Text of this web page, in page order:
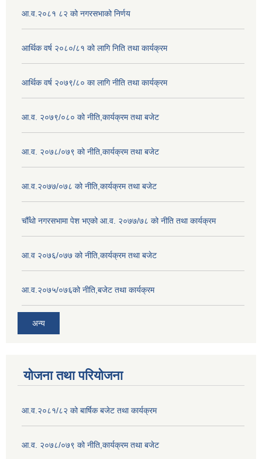
आ.व.२०८१ ८२ को नगरसभाको निर्णय
आर्थिक वर्ष २०८०/८१ को लागि निति तथा कार्यक्रम
आर्थिक वर्ष २०७९/८० का लागि नीति तथा कार्यक्रम
आ.व. २०७९/०८० को नीति,कार्यक्रम तथा बजेट
आ.व. २०७८/०७९ को नीति,कार्यक्रम तथा बजेट
आ.व.२०७७/०७८ को नीति,कार्यक्रम तथा बजेट
चौँथो नगरसभामा पेश भएको आ.व. २०७७/७८ को नीति तथा कार्यक्रम
आ.व २०७६/०७७ को नीति,कार्यक्रम तथा बजेट
आ.व.२०७५/०७६को नीति,बजेट तथा कार्यक्रम
अन्य
योजना तथा परियोजना
आ.व.२०८१/८२ को बार्षिक बजेट तथा कार्यक्रम
आ.व. २०७८/०७९ को नीति,कार्यक्रम तथा बजेट